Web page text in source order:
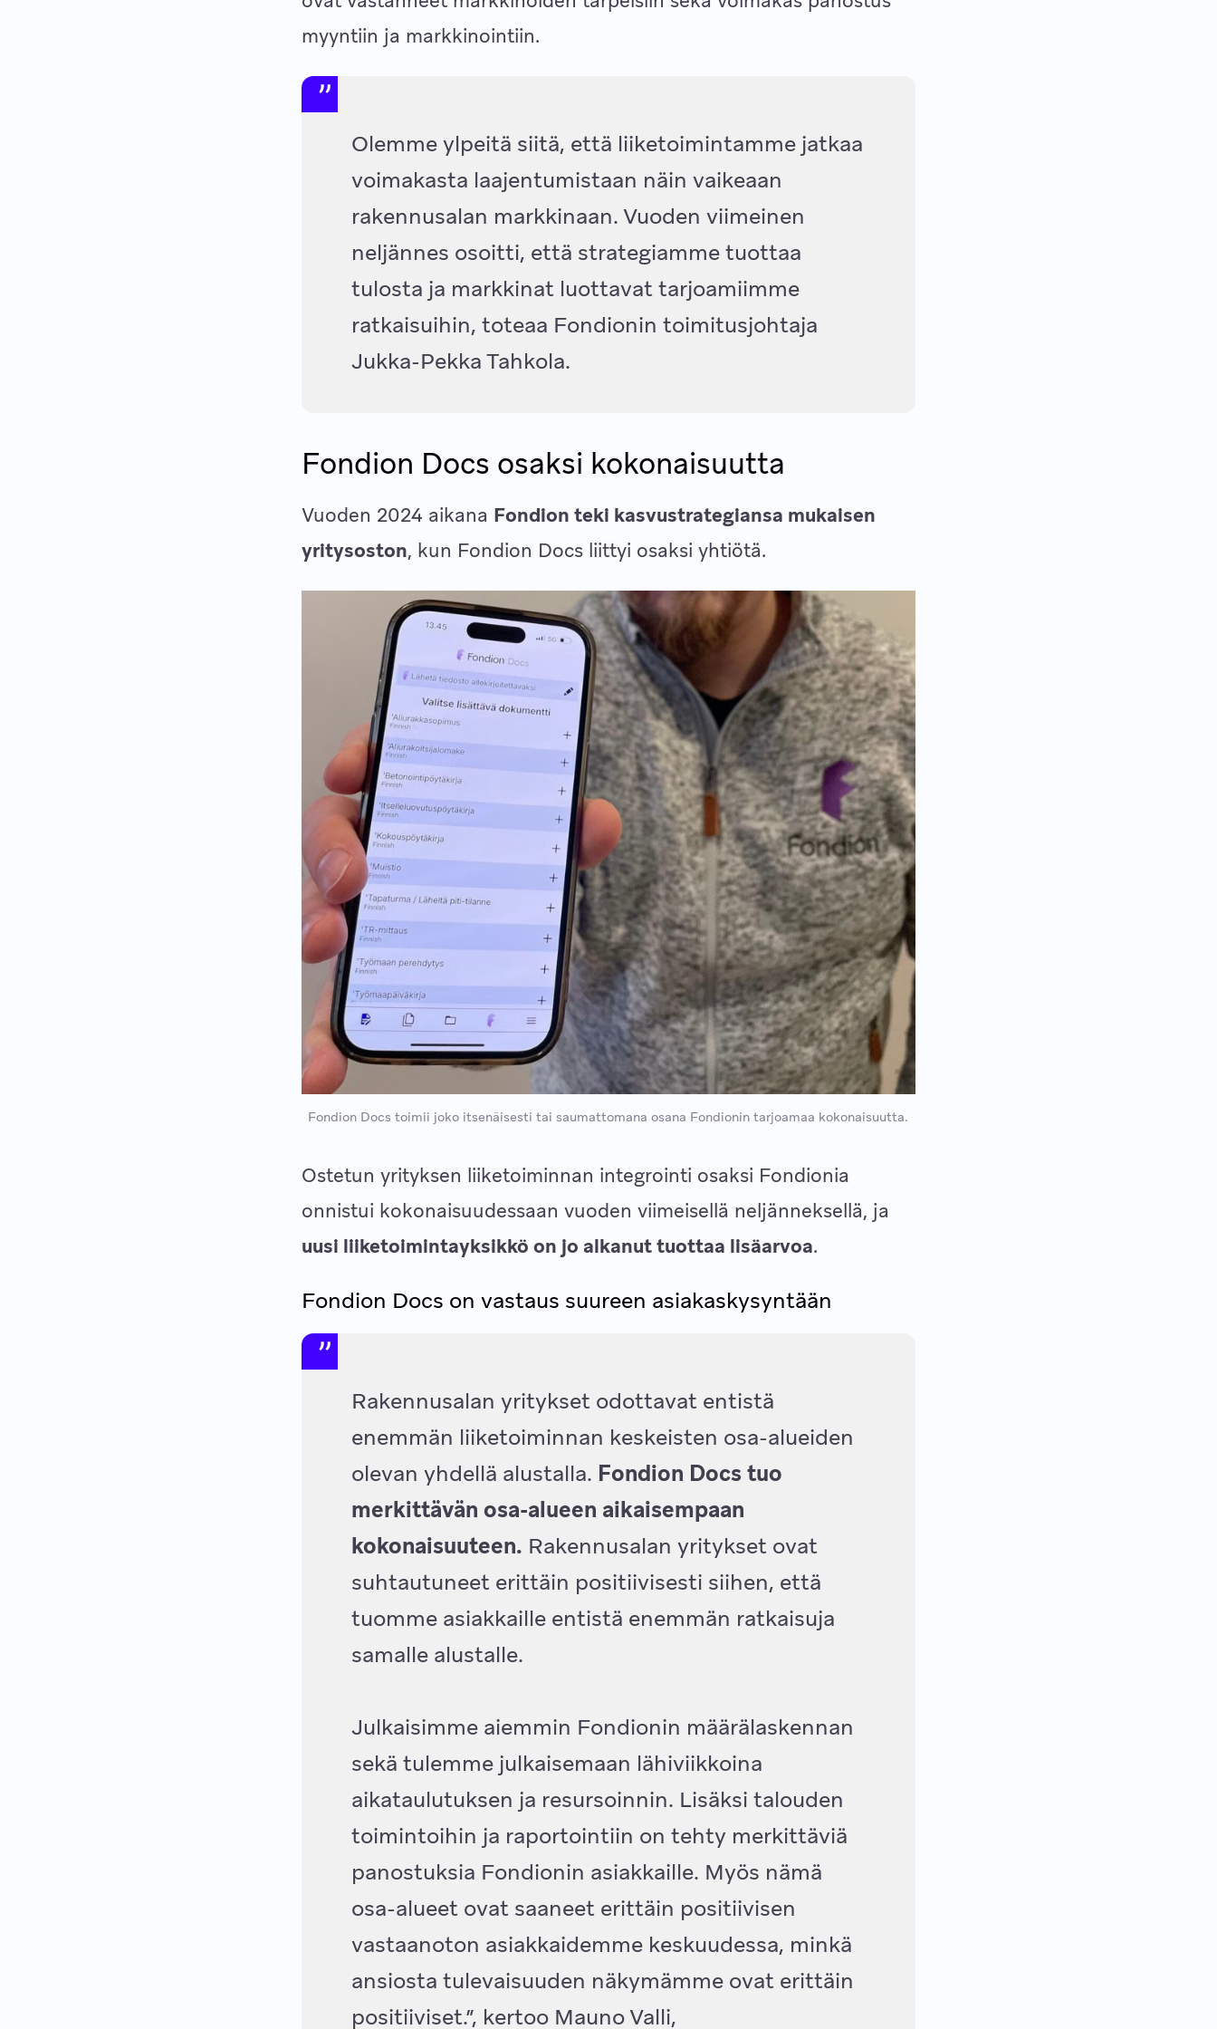
myyntiin ja markkinointiin.
Olemme ylpeitä siitä, että liiketoimintamme jatkaa
voimakasta laajentumistaan näin vaikeaan
rakennusalan markkinaan. Vuoden viimeinen
neljännes osoitti, että strategiamme tuottaa
tulosta ja markkinat luottavat tarjoamiimme
ratkaisuihin, toteaa Fondionin toimitusjohtaja
Jukka-Pekka Tahkola.
Fondion Docs osaksi kokonaisuutta
Vuoden 2024 aikana Fondion teki kasvustrategiansa mukaisen
yritysoston, kun Fondion Docs liittyi osaksi yhtiötä.
Fondion Docs toimii joko itsenäisesti tai saumattomana osana Fondionin tarjoamaa kokonaisuutta.
Ostetun yrityksen liiketoiminnan integrointi osaksi Fondionia
onnistui kokonaisuudessaan vuoden viimeisellä neljänneksellä, ja
uusi liiketoimintayksikkö on jo alkanut tuottaa lisäarvoa.
Fondion Docs on vastaus suureen asiakaskysyntään
Rakennusalan yritykset odottavat entistä
enemmän liiketoiminnan keskeisten osa-alueiden
olevan yhdellä alustalla. Fondion Docs tuo
merkittävän osa-alueen aikaisempaan
kokonaisuuteen. Rakennusalan yritykset ovat
suhtautuneet erittäin positiivisesti siihen, että
tuomme asiakkaille entistä enemmän ratkaisuja
samalle alustalle.
Julkaisimme aiemmin Fondionin määrälaskennan
sekä tulemme julkaisemaan lähiviikkoina
aikataulutuksen ja resursoinnin. Lisäksi talouden
toimintoihin ja raportointiin on tehty merkittäviä
panostuksia Fondionin asiakkaille. Myös nämä
osa-alueet ovat saaneet erittäin positiivisen
vastaanoton asiakkaidemme keskuudessa, minkä
ansiosta tulevaisuuden näkymämme ovat erittäin
positiiviset.”, kertoo Mauno Valli,